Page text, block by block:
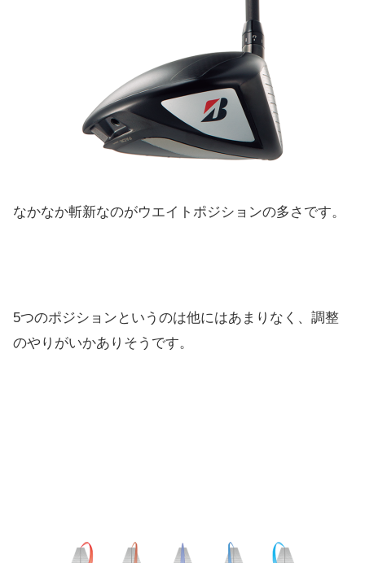
なかなか斬新なのがウエイトポジションの多さです。
5つのポジションというのは他にはあまりなく、 調整
のやりがいかありそうです。